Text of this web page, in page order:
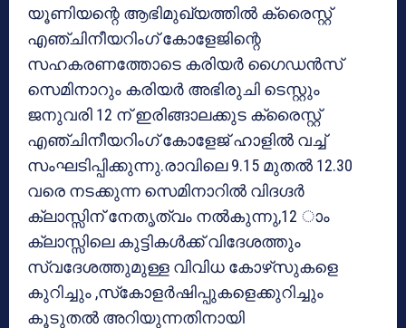
യൂണിയന്റെ ആഭിമുഖ്യത്തില്‍ ക്രൈസ്റ്റ്
എഞ്ചിനീയറിംഗ് കോളേജിന്റെ
സഹകരണത്തോടെ കരിയര്‍ ഗൈഡന്‍സ്
സെമിനാറും കരിയര്‍ അഭിരുചി ടെസ്റ്റും
ജനുവരി 12 ന് ഇരിങ്ങാലക്കുട ക്രൈസ്റ്റ്
എഞ്ചിനീയറിംഗ് കോളേജ് ഹാളില്‍ വച്ച്
സംഘടിപ്പിക്കുന്നു.രാവിലെ 9.15 മുതല്‍ 12.30
വരെ നടക്കുന്ന സെമിനാറില്‍ വിദഗ്ദര്‍
ക്ലാസ്സിന് നേതൃത്വം നല്‍കുന്നു,12 ാം
ക്ലാസ്സിലെ കുട്ടികള്‍ക്ക് വിദേശത്തും
സ്വദേശത്തുമുള്ള വിവിധ കോഴ്‌സുകളെ
കുറിച്ചും ,സ്‌കോളര്‍ഷിപ്പുകളെക്കുറിച്ചും
കൂടുതല്‍ അറിയുന്നതിനായി